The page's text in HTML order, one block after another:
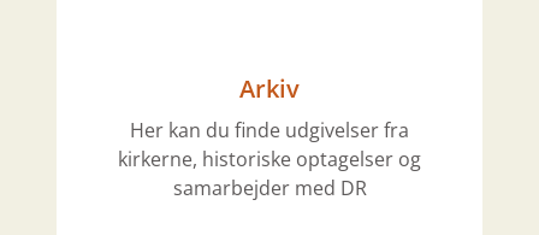
Arkiv
Her kan du finde udgivelser fra
kirkerne, historiske optagelser og
samarbejder med DR